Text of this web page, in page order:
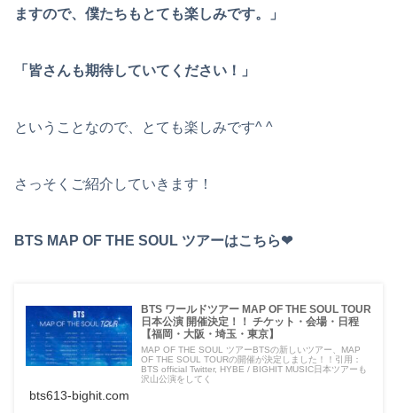
ますので、僕たちもとても楽しみです。」
「皆さんも期待していてください！」
ということなので、とても楽しみです^ ^
さっそくご紹介していきます！
BTS MAP OF THE SOUL ツアーはこちら❤︎
BTS ワールドツアー MAP OF THE SOUL TOUR
日本公演 開催決定！！ チケット・会場・日程
【福岡・大阪・埼玉・東京】
MAP OF THE SOUL ツアーBTSの新しいツアー、MAP
OF THE SOUL TOURの開催が決定しました！！引用：
BTS official Twitter, HYBE / BIGHIT MUSIC日本ツアーも
沢山公演をしてく
bts613-bighit.com